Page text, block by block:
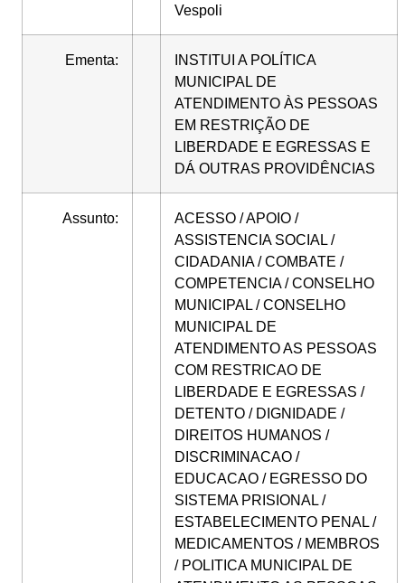
Vespoli
Ementa:
INSTITUI A POLÍTICA
MUNICIPAL DE
ATENDIMENTO ÀS PESSOAS
EM RESTRIÇÃO DE
LIBERDADE E EGRESSAS E
DÁ OUTRAS PROVIDÊNCIAS
Assunto:
ACESSO / APOIO /
ASSISTENCIA SOCIAL /
CIDADANIA / COMBATE /
COMPETENCIA / CONSELHO
MUNICIPAL / CONSELHO
MUNICIPAL DE
ATENDIMENTO AS PESSOAS
COM RESTRICAO DE
LIBERDADE E EGRESSAS /
DETENTO / DIGNIDADE /
DIREITOS HUMANOS /
DISCRIMINACAO /
EDUCACAO / EGRESSO DO
SISTEMA PRISIONAL /
ESTABELECIMENTO PENAL /
MEDICAMENTOS / MEMBROS
/ POLITICA MUNICIPAL DE